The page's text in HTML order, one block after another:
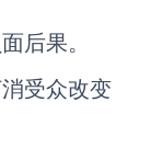
后果。
受众改变